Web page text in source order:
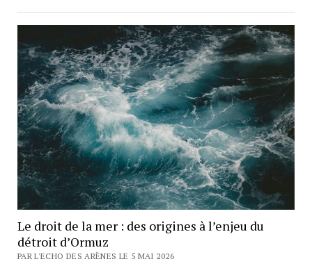
Le droit de la mer : des origines à l’enjeu du
détroit d’Ormuz
PAR L'ECHO DES ARÈNES LE 5 MAI 2026